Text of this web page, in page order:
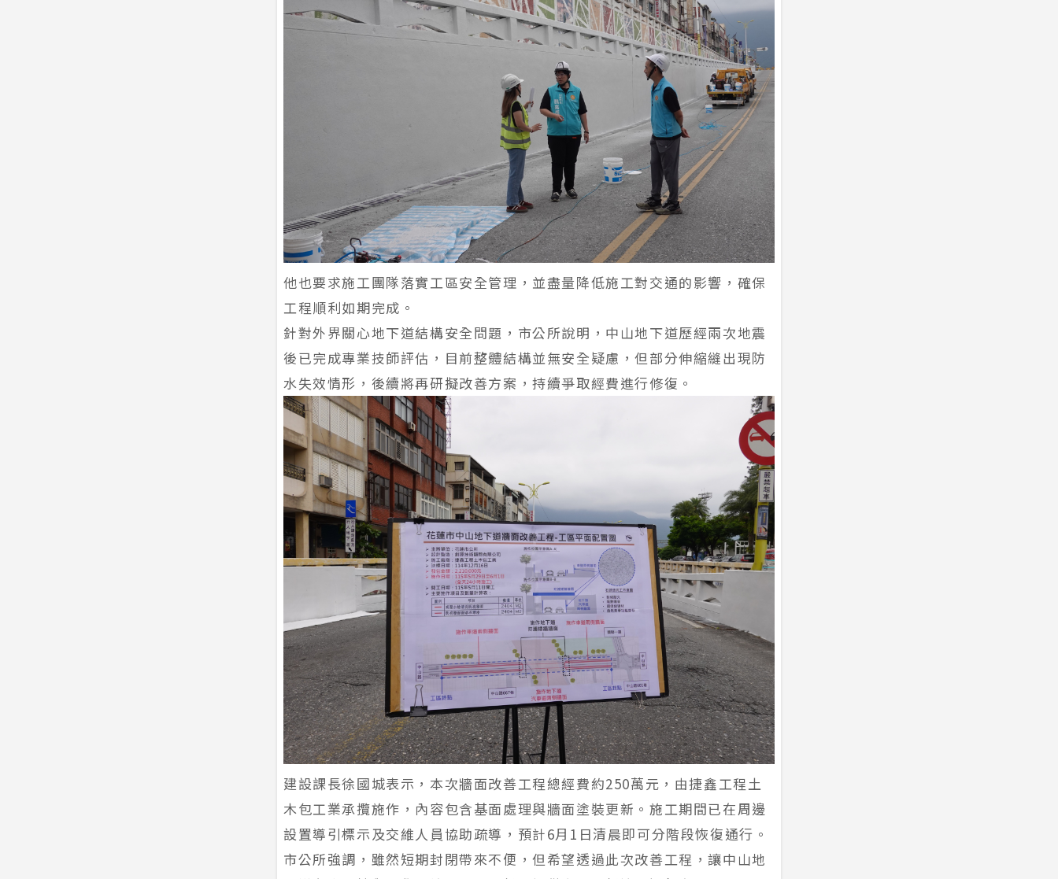
他也要求施工團隊落實工區安全管理，並盡量降低施工對交通的影響，確保
工程順利如期完成。
針對外界關心地下道結構安全問題，市公所說明，中山地下道歷經兩次地震
後已完成專業技師評估，目前整體結構並無安全疑慮，但部分伸縮縫出現防
水失效情形，後續將再研擬改善方案，持續爭取經費進行修復。
建設課長徐國城表示，本次牆面改善工程總經費約250萬元，由捷鑫工程土
木包工業承攬施作，內容包含基面處理與牆面塗裝更新。施工期間已在周邊
設置導引標示及交維人員協助疏導，預計6月1日清晨即可分階段恢復通行。
市公所強調，雖然短期封閉帶來不便，但希望透過此次改善工程，讓中山地